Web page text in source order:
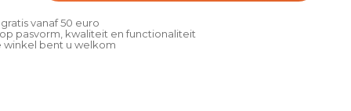
vanaf 50 euro
pasvorm, kwaliteit en functionaliteit
winkel bent u welkom